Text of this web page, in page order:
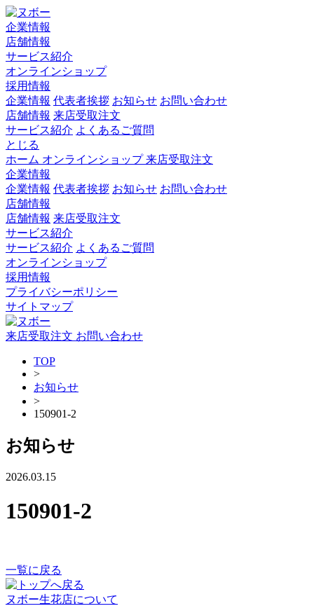
企業情報
店舗情報
サービス紹介
オンラインショップ
採用情報
企業情報 代表者挨拶 お知らせ お問い合わせ
店舗情報 来店受取注文
サービス紹介 よくあるご質問
とじる
ホーム オンラインショップ来店受取注文
企業情報
企業情報 代表者挨拶 お知らせ お問い合わせ
店舗情報
店舗情報 来店受取注文
サービス紹介
サービス紹介 よくあるご質問
オンラインショップ
採用情報
プライバシーポリシー
サイトマップ
来店受取注文 お問い合わせ
TOP
>
お知らせ
>
150901-2
お知らせ
2026.03.15
150901-2
一覧に戻る
ヌボー生花店について